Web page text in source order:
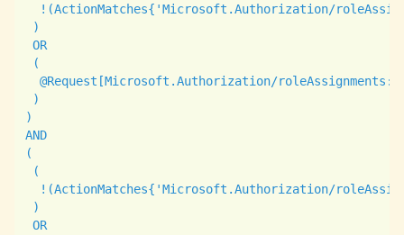
!(ActionMatches{'Microsoft.Authorization/
)
OR
(
@Request[Microsoft.Authorization/
)
)
AND
(
(
!(ActionMatches{'Microsoft.Authorization/
)
OR